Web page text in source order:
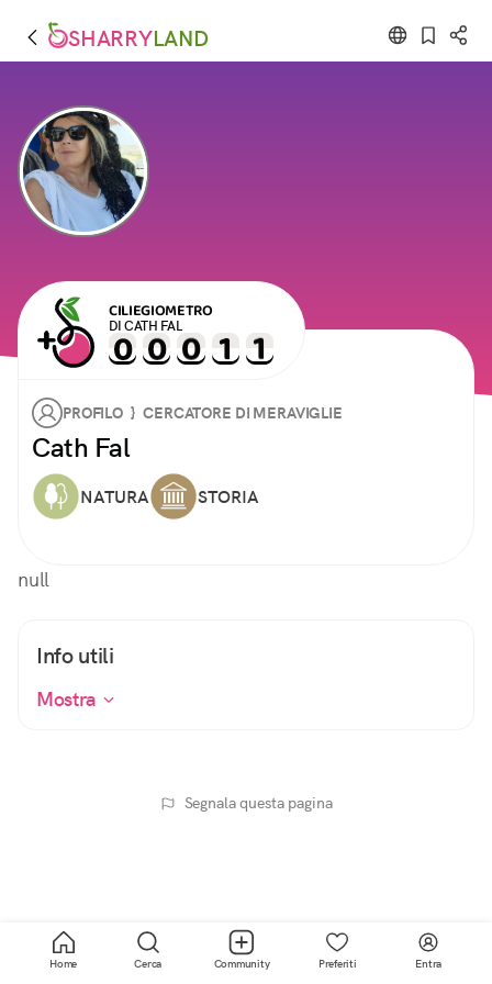
SHARRYLAND
CILIEGIOMETRO
DI CATH FAL
PROFILO } CERCATORE DI MERAVIGLIE
Cath Fal
NATURA STORIA
null
Info utili
Mostra
Segnala questa pagina
Home Cerca Community Preferiti Entra